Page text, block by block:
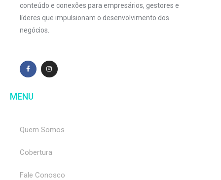
conteúdo e conexões para empresários, gestores e
líderes que impulsionam o desenvolvimento dos
negócios.
MENU
Quem Somos
Cobertura
Fale Conosco